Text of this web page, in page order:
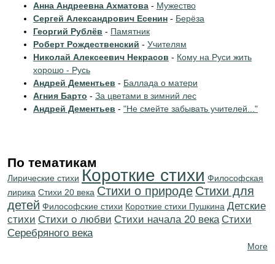
Анна Андреевна Ахматова - Мужество
Сергей Александрович Есенин - Берёза
Георгий Рублёв - Памятник
Роберт Рождественский - Учителям
Николай Алексеевич Некрасов - Кому на Руси жить
хорошо - Русь
Андрей Дементьев - Баллада о матери
Агния Барто - За цветами в зимний лес
Андрей Дементьев - "Не смейте забывать учителей..."
По тематикам
Лирические стихи Короткие стихи Философская
лирика Стихи 20 века Стихи о природе Стихи для
детей Философские стихи Короткие стихи Пушкина Детские
стихи Стихи о любви Cтихи начала 20 века Cтихи
Серебряного века
More